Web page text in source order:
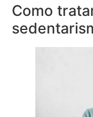
Como